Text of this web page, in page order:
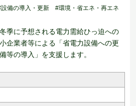
備の導入・更新 #環境・省エネ・再エネ
季に予想される電力需給ひっ迫への
企業者等による「省電力設備への更
等の導入」を支援します。